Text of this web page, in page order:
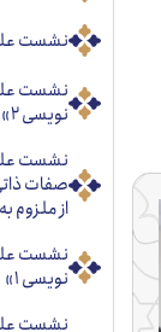
نشست
نشست
نویسی ۲»
نشست
صفات
از ملزوم
نشست
نویسی ۱»
نشست